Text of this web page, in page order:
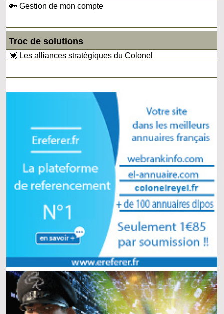
🔑 Gestion de mon compte
Troc de solutions
💓 Les alliances stratégiques du Colonel